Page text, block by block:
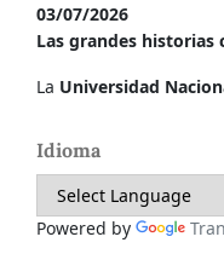
03/07/2026
Las grandes historias
La Universidad
Idioma
Powered by